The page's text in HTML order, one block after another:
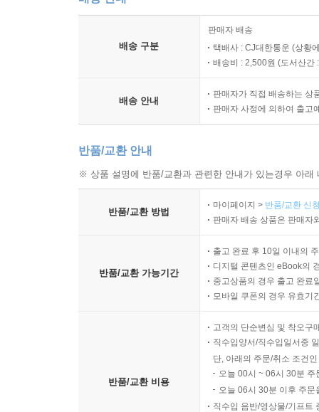
배송 구분
판매자 배송
택배사 : CJ대한통운 (상황
배송비 : 2,500원 (도서산간
배송 안내
판매자가 직접 배송하는 상
판매자 사정에 의하여 출고
반품/교환 안내
※ 상품 설명에 반품/교환과 관련한 안내가 있는경우 아
반품/교환 방법
마이페이지 > 반품/교환 신
판매자 배송 상품은 판매자
반품/교환 가능기간
출고 완료 후 10일 이내의
디지털 콘텐츠인 eBook의
중고상품의 경우 출고 완료
모바일 쿠폰의 경우 유효기
반품/교환 비용
고객의 단순변심 및 착오구
직수입양서/직수입일서중
단, 아래의 주문/취소 조건
오늘 00시 ~ 06시 30분
오늘 06시 30분 이후 주
직수입 음반/영상물/기프트